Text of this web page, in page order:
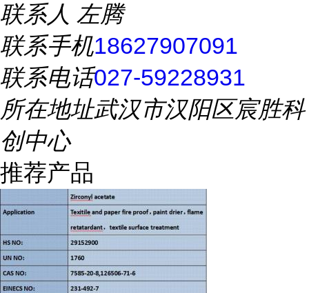
联系人 左腾
联系手机18627907091
联系电话027-59228931
所在地址武汉市汉阳区宸胜科
创中心
推荐产品